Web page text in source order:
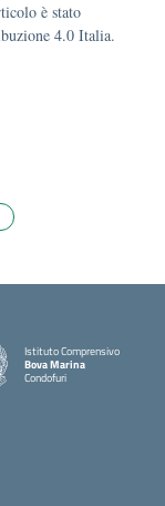
è stato
4.0 Italia.
Istituto Comprensivo
Bova Marina
Condofuri